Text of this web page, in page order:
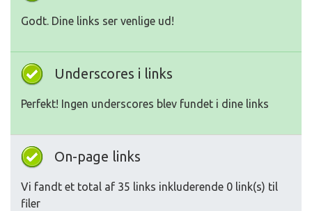
Godt. Dine links ser venlige ud!
Underscores i links
Perfekt! Ingen underscores blev fundet i dine links
On-page links
Vi fandt et total af 35 links inkluderende 0 link(s) til
filer